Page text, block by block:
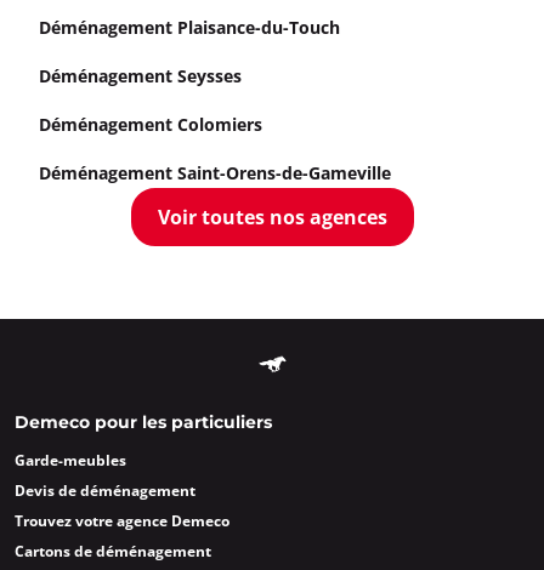
Déménagement Plaisance-du-Touch
Déménagement Seysses
Déménagement Colomiers
Déménagement Saint-Orens-de-Gameville
Voir toutes nos agences
Demeco pour les particuliers
Garde-meubles
Devis de déménagement
Trouvez votre agence Demeco
Cartons de déménagement